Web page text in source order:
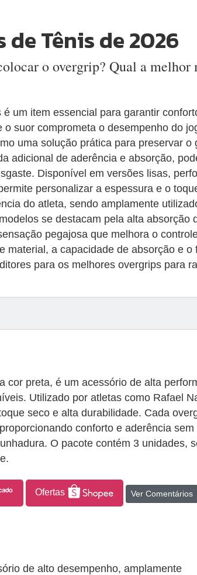
de Tênis de 2026
o overgrip? Qual a melhor
um item essencial para garantir
suor comprometa o desempenho do
uma solução prática para preservar o
adicional de aderência e absorção,
Disponível em versões lisas,
personalizar a espessura e o
do atleta, sendo amplamente
se destacam pela alta absorção
pegajosa que melhora o
material, a capacidade de absorção e o
para os melhores overgrips para
cor preta, é um acessório de alta
Utilizado por atletas como Rafael
seco e alta durabilidade. Cada
conforto e aderência sem
O pacote contém 3 unidades,
Ofertas Ver Comentários
de alto desempenho, amplamente